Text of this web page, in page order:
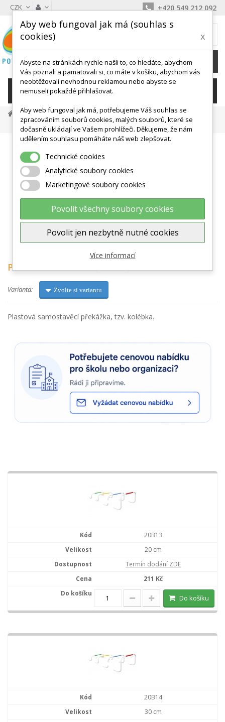
CZK +420 549 212 092
0 Kč
KATEGORIE
Překážkové Dráhy
Překážky, Žebříčky
Překážka Samostavěcí - Dvě Velikosti
Zobrazit větší
Překážka samostavěcí - dvě velikosti
Varianta: Zvolte si variantu
Plastová samostavěcí překážka, tzv. kolébka.
20B13
20 cm
Termín dodání ZDE
211 Kč
Do košíku
20B14
30 cm
Aby web fungoval jak má (souhlas s
cookies)
x
Abyste na stránkách rychle našli to, co hledáte, abychom
Vás poznali a pamatovali si, co máte v košíku, abychom vás
neobtěžovali nevhodnou reklamou nebo abyste se
nemuseli pokaždé přihlašovat.
Aby web fungoval jak má, potřebujeme Váš souhlas se
zpracováním souborů cookies, malých souborů, které se
dočasně ukládají ve Vašem prohlížeči. Děkujeme, že nám
udělením souhlasu pomáháte náš web zlepšovat.
Technické cookies
Analytické soubory cookies
Marketingové soubory cookies
Povolit všechny soubory cookies
Povolit jen nezbytně nutné cookies
Více informací